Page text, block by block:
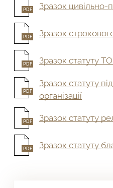
PDF Зразок цивільно-
PDF Зразок
PDF Зразок статуту
PDF
Зразок статуту
організації
PDF Зразок статуту
PDF Зразок статуту